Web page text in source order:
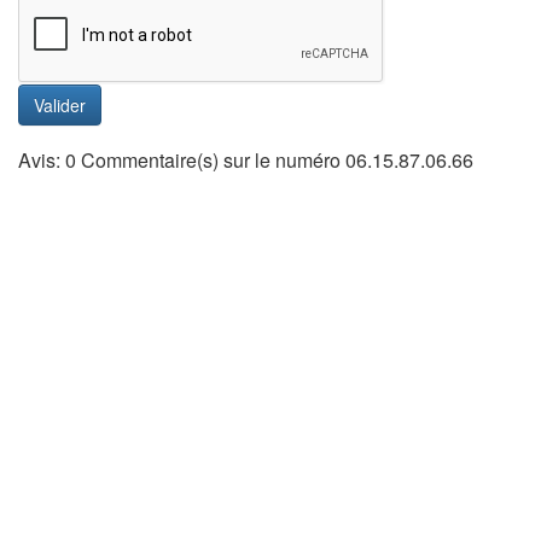
Valider
Avis: 0 Commentaire(s) sur le numéro 06.15.87.06.66